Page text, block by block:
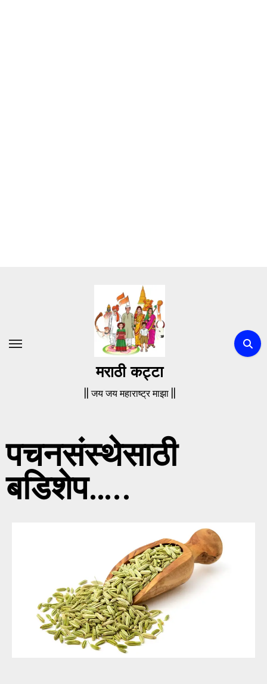
मराठी कट्टा
|| जय जय महाराष्ट्र माझा ||
पचनसंस्थेसाठी
बडिशेप…..